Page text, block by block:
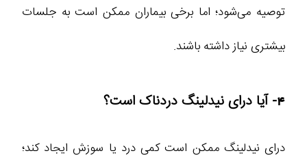
توصیه می‌شود؛ اما برخی بیماران ممکن است به جلسات
بیشتری نیاز داشته باشند.
4- آیا درای نیدلینگ دردناک است؟
درای نیدلینگ ممکن است کمی درد یا سوزش ایجاد کند؛